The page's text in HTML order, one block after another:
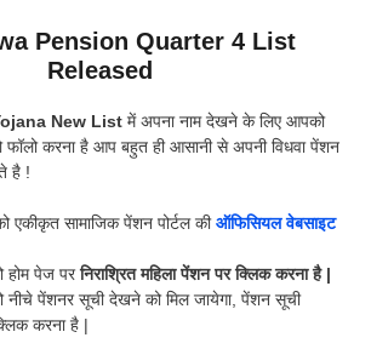
Pension Quarter 4 List
Released
New List में अपना नाम देखने के लिए आपको
फॉलो करना है आप बहुत ही आसानी से अपनी विधवा पेंशन
है !
सामाजिक पेंशन पोर्टल कीऑफिसियल वेबसाइट
होम पेज परनिराश्रित महिला पेंशन पर क्लिक करना है |
पेंशनर सूची देखने को मिल जायेगा, पेंशन सूची
करना है |